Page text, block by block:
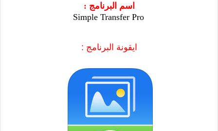
اسم البرنامج :
Simple Transfer Pro
ايقونة البرنامج :